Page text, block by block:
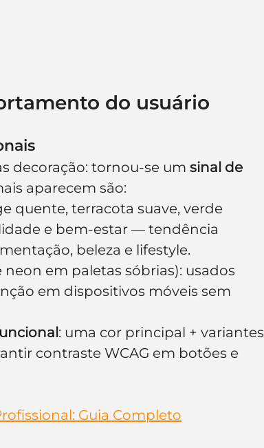
do usuário
decoração: tornou-se um sinal de
aparecem são:
quente, terracota suave, verde
e bem-estar — tendência
beleza e lifestyle.
em paletas sóbrias): usados
em dispositivos móveis sem
: uma cor principal + variantes
contraste WCAG em botões e
Guia Completo